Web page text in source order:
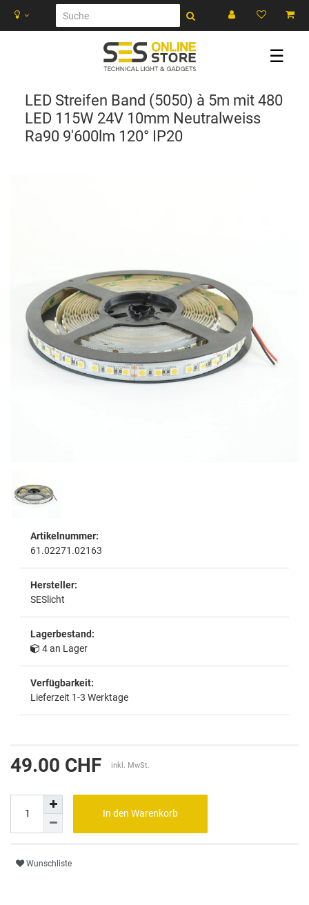
☰
LED Streifen Band (5050) à 5m mit 480
LED 115W 24V 10mm Neutralweiss
Ra90 9'600lm 120° IP20
Artikelnummer:
61.02271.02163
Hersteller:
SESlicht
Lagerbestand:
4 an Lager
Verfügbarkeit:
Lieferzeit 1-3 Werktage
49.00 CHF inkl. MwSt.
In den Warenkorb
Wunschliste